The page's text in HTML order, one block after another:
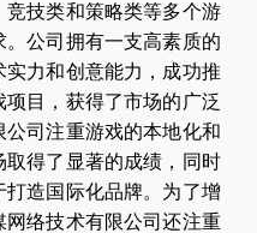
技类和策略类等多个游
公司拥有一支高素质的
力和创意能力，成功推
目，获得了市场的广泛
司注重游戏的本地化和
得了显著的成绩，同时
造国际化品牌。为了增
络技术有限公司还注重